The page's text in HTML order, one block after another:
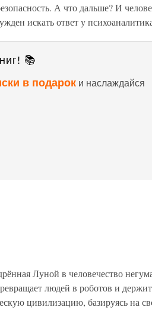
А что дальше? И
искать ответ у
📚
в подарок и наслаждайся
Луной в человечество
людей в роботов и
цивилизацию, базируясь на